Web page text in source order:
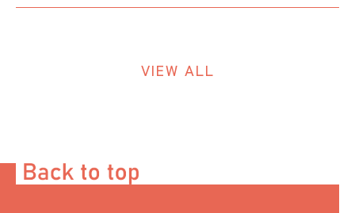
VIEW ALL